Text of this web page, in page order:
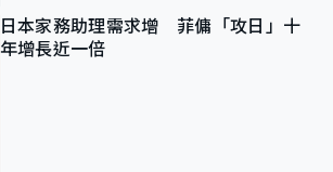
日本家務助理需求增 菲傭「攻日」十
年增長近一倍